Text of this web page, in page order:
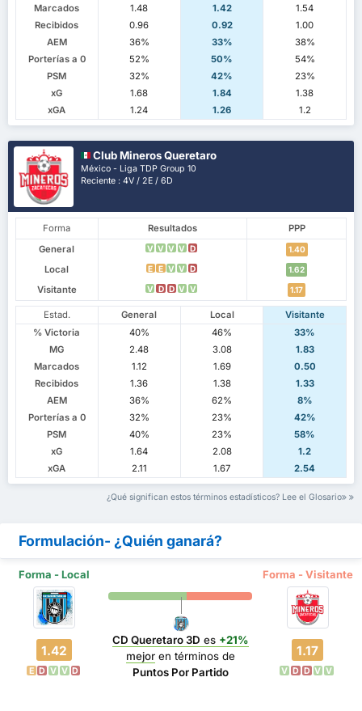
Marcados
1.48 1.42
1.54
Recibidos
0.96 0.92
1.00
AEM
36% 33%
38%
Porterías a 0
52% 50%
54%
PSM
32% 42%
23%
xG
1.68 1.84
1.38
xGA
1.24 1.26 1.2
Club Mineros Queretaro
México - Liga TDP Group 10
Reciente : 4V / 2E / 6D
Forma Resultados
PPP
General
V V V V D 1.40
Local E E V V D 1.62
Visitante V D D V V 1.17
Estad. General Local
Visitante
% Victoria
40% 46%
33%
MG
2.48 3.08
1.83
Marcados
1.12 1.69
0.50
Recibidos
1.36 1.38
1.33
AEM
36% 62%
8%
Porterías a 0
32% 23%
42%
PSM
40% 23%
58%
xG
1.64 2.08
1.2
xGA
2.11 1.67 2.54
¿Qué significan estos términos estadísticos? Lee el Glosario
Formulación- ¿Quién ganará?
Forma - Local Forma - Visitante
1.42
E D V V D
CD Queretaro 3D es +21%
mejor en términos de
Puntos Por Partido
1.17
V D D V V